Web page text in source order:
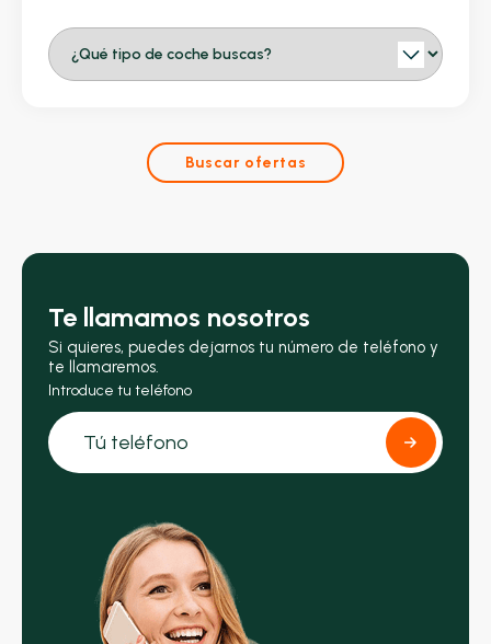
Buscar ofertas
Te llamamos nosotros
Si quieres, puedes dejarnos tu número de teléfono y
te llamaremos.
Introduce tu teléfono